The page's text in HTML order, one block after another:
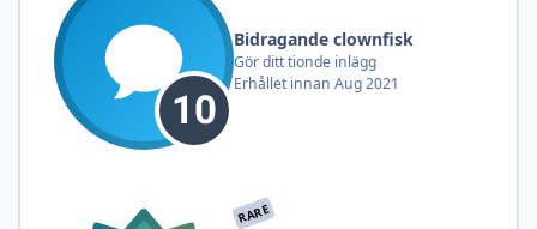
Bidragande clownfisk
Gör ditt tionde inlägg
Erhållet innan Aug 2021
RARE